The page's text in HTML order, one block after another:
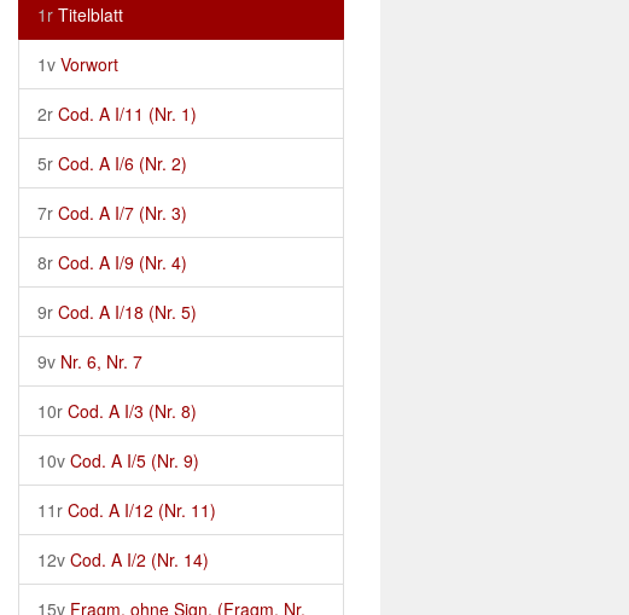
1r Titelblatt
1v Vorwort
2r Cod. A I/11 (Nr. 1)
5r Cod. A I/6 (Nr. 2)
7r Cod. A I/7 (Nr. 3)
8r Cod. A I/9 (Nr. 4)
9r Cod. A I/18 (Nr. 5)
9v Nr. 6, Nr. 7
10r Cod. A I/3 (Nr. 8)
10v Cod. A I/5 (Nr. 9)
11r Cod. A I/12 (Nr. 11)
12v Cod. A I/2 (Nr. 14)
15v Fragm. ohne Sign. (Fragm. Nr.